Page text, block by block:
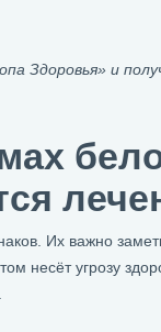
Здоровья» и
Их важно
несёт угрозу